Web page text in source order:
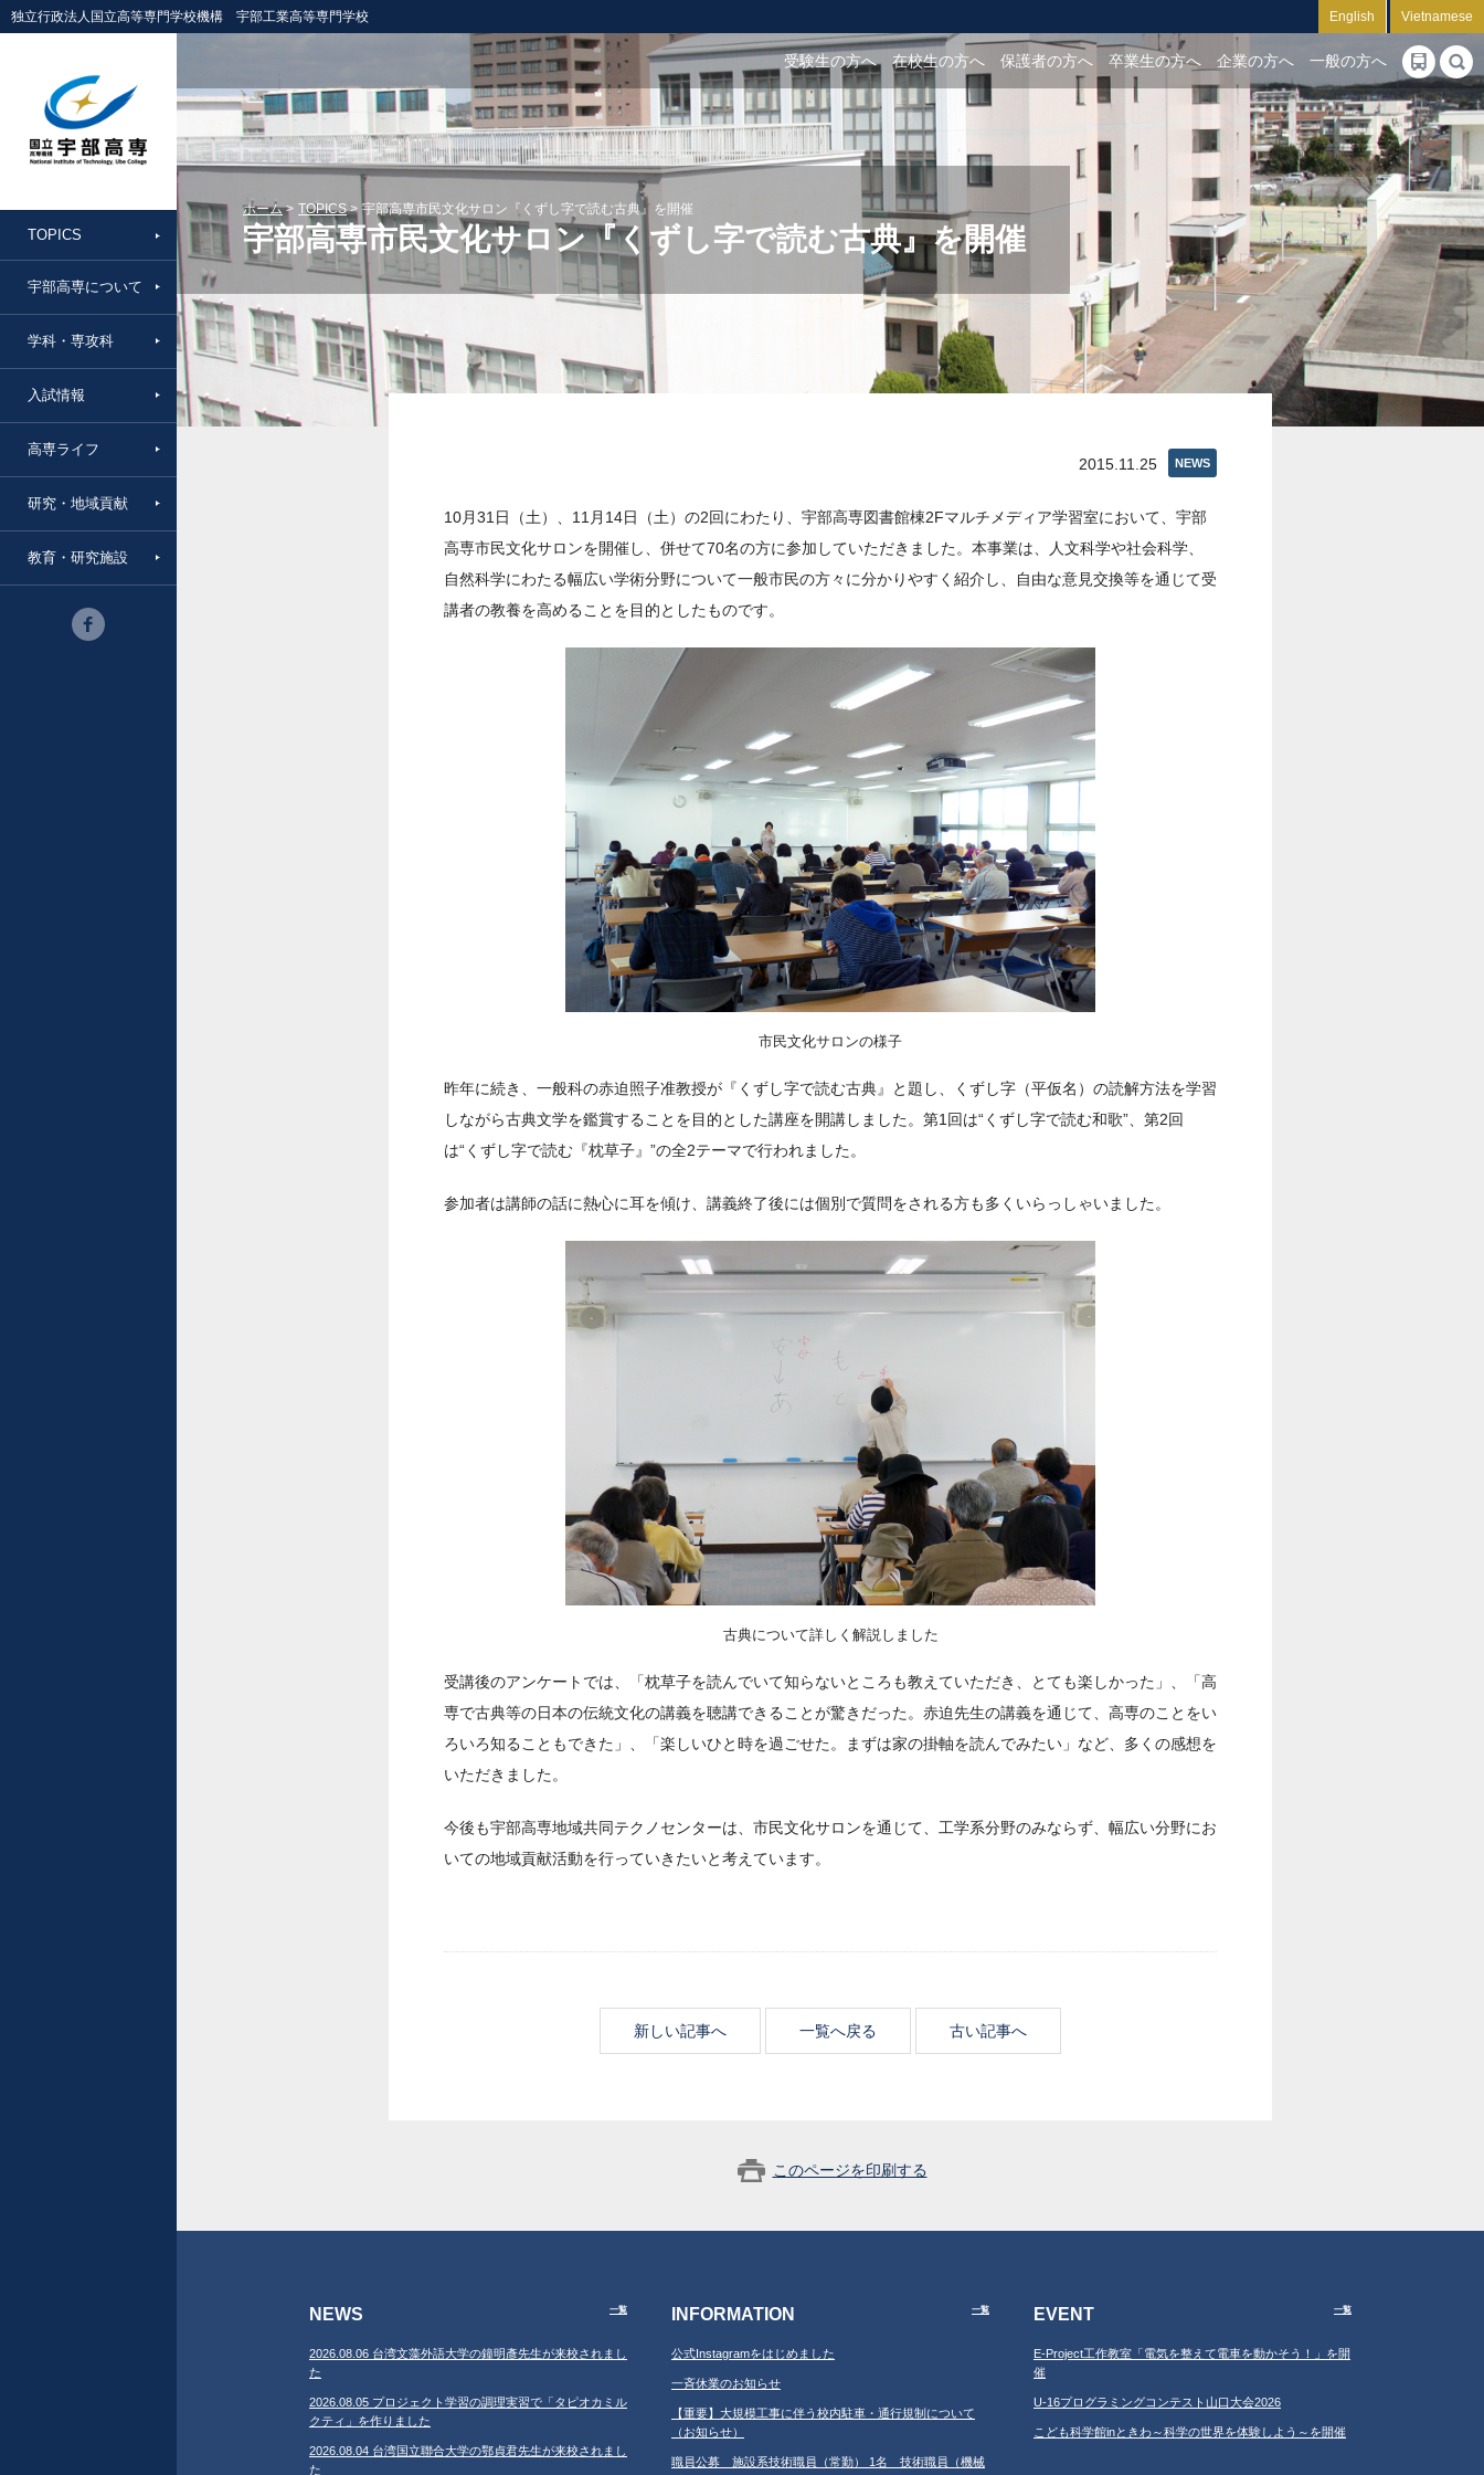
独立行政法人国立高等専門学校機構 宇部工業高等専門学校 English Vietnamese
TOPICS
宇部高専について
学科・専攻科
入試情報
高専ライフ
研究・地域貢献
教育・研究施設
受験生の方へ 在校生の方へ 保護者の方へ 卒業生の方へ 企業の方へ 一般の方へ
ホーム TOPICS 宇部高専市民文化サロン『くずし字で読む古典』を開催
宇部高専市民文化サロン『くずし字で読む古典』を開催
NEWS
2015.11.25
10月31日（土）、11月14日（土）の2回にわたり、宇部高専図書館棟2Fマルチメディア学習室において、宇部
高専市民文化サロンを開催し、併せて70名の方に参加していただきました。本事業は、人文科学や社会科学、
自然科学にわたる幅広い学術分野について一般市民の方々に分かりやすく紹介し、自由な意見交換等を通じて受
講者の教養を高めることを目的としたものです。
市民文化サロンの様子
昨年に続き、一般科の赤迫照子准教授が『くずし字で読む古典』と題し、くずし字（平仮名）の読解方法を学習
しながら古典文学を鑑賞することを目的とした講座を開講しました。第1回は“くずし字で読む和歌”、第2回
は“くずし字で読む『枕草子』”の全2テーマで行われました。
参加者は講師の話に熱心に耳を傾け、講義終了後には個別で質問をされる方も多くいらっしゃいました。
古典について詳しく解説しました
受講後のアンケートでは、「枕草子を読んでいて知らないところも教えていただき、とても楽しかった」、「高
専で古典等の日本の伝統文化の講義を聴講できることが驚きだった。赤迫先生の講義を通じて、高専のことをい
ろいろ知ることもできた」、「楽しいひと時を過ごせた。まずは家の掛軸を読んでみたい」など、多くの感想を
いただきました。
今後も宇部高専地域共同テクノセンターは、市民文化サロンを通じて、工学系分野のみならず、幅広い分野にお
いての地域貢献活動を行っていきたいと考えています。
新しい記事へ 一覧へ戻る 古い記事へ
このページを印刷する
NEWS 一覧
2026.08.06 台湾文藻外語大学の鐘明彥先生が来校されまし
た
2026.08.05 プロジェクト学習の調理実習で「タピオカミル
クティ」を作りました
2026.08.04 台湾国立聯合大学の鄂貞君先生が来校されまし
た
INFORMATION 一覧
公式Instagramをはじめました
一斉休業のお知らせ
【重要】大規模工事に伴う校内駐車・通行規制について
（お知らせ）
職員公募 施設系技術職員（常勤） 1名 技術職員（機械
EVENT 一覧
E-Project工作教室「電気を整えて電車を動かそう！」を開
催
U-16プログラミングコンテスト山口大会2026
こども科学館inときわ～科学の世界を体験しよう～を開催